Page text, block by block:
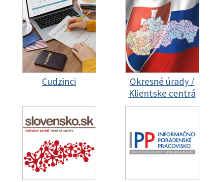
Cudzinci
Okresné úrady /
Klientske centrá